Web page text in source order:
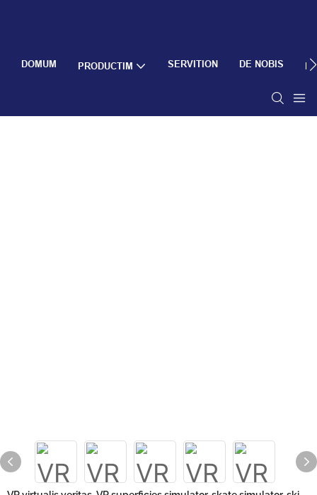
DOMUM PRODUCTIM SERVITION DE NOBIS